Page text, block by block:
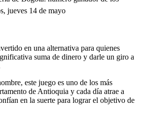
jueves 14 de mayo
en una alternativa para quienes
suma de dinero y darle un giro a
este juego es uno de los más
de Antioquia y cada día atrae a
en la suerte para lograr el objetivo de